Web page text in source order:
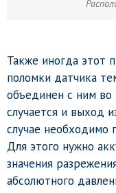
Также иногда этот
поломки датчика
объединен с ним во
случается и выход
случае необходимо
Для этого нужно
значения
абсолютного